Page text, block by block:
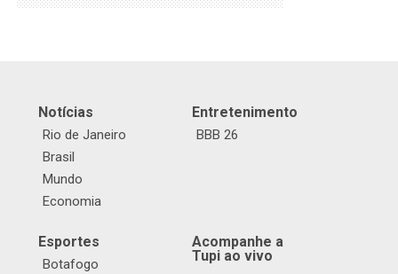
Notícias
Rio de Janeiro
Brasil
Mundo
Economia
Entretenimento
BBB 26
Esportes
Botafogo
Acompanhe a
Tupi ao vivo